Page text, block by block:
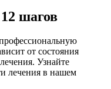
шагов
от состояния
Узнайте
лечения в нашем